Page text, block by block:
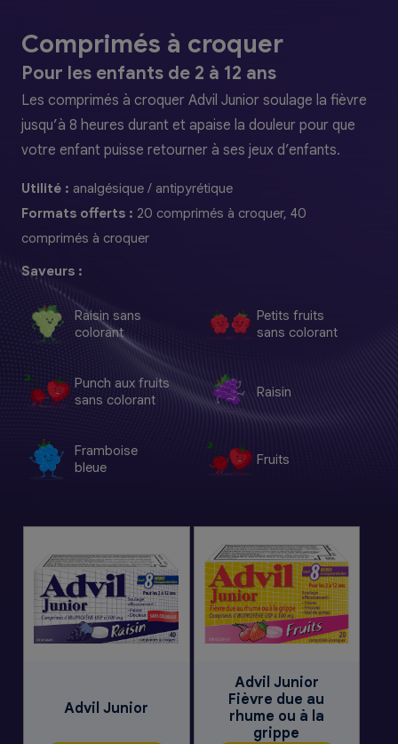
Comprimés à croquer
Pour les enfants de 2 à 12 ans
Les comprimés à croquer Advil Junior soulage la fièvre
jusqu’à 8 heures durant et apaise la douleur pour que
votre enfant puisse retourner à ses jeux d’enfants.
Utilité : analgésique / antipyrétique
Formats offerts : 20 comprimés à croquer, 40
comprimés à croquer
Saveurs :
Raisin sans
colorant
Petits fruits
sans colorant
Punch aux fruits
sans colorant
Raisin
Framboise
bleue
Fruits
Advil Junior
Advil Junior
Fièvre due au
rhume ou à la
grippe